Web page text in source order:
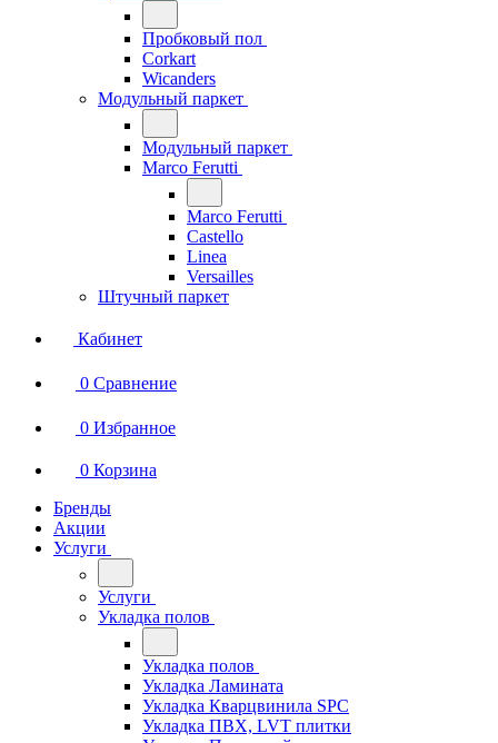
Пробковый пол
Corkart
Wicanders
Модульный паркет
Модульный паркет
Marco Ferutti
Marco Ferutti
Castello
Linea
Versailles
Штучный паркет
Кабинет
0 Сравнение
0 Избранное
0 Корзина
Бренды
Акции
Услуги
Услуги
Укладка полов
Укладка полов
Укладка Ламината
Укладка Кварцвинила SPC
Укладка ПВХ, LVT плитки